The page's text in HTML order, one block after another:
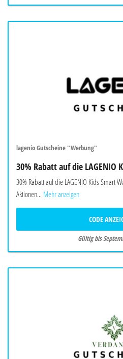
lagenio Gutscheine "Werbung"
30% Rabatt auf die LAGENIO
30% Rabatt auf die LAGENIO Kids Smart
Aktionen... Mehr anzeigen
CODE
Gültig bis